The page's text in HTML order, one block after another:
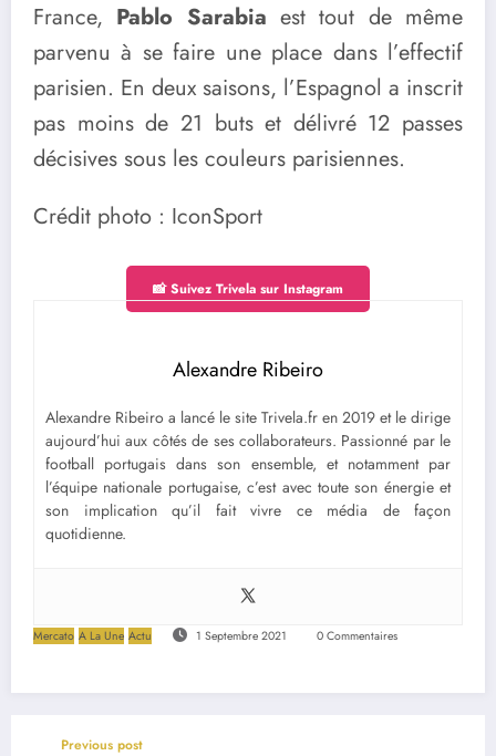
France, Pablo Sarabia est tout de même
parvenu à se faire une place dans l’effectif
parisien. En deux saisons, l’Espagnol a inscrit
pas moins de 21 buts et délivré 12 passes
décisives sous les couleurs parisiennes.
Crédit photo : IconSport
📸 Suivez Trivela sur Instagram
Alexandre Ribeiro
Alexandre Ribeiro a lancé le site Trivela.fr en 2019 et le dirige
aujourd’hui aux côtés de ses collaborateurs. Passionné par le
football portugais dans son ensemble, et notamment par
l’équipe nationale portugaise, c’est avec toute son énergie et
son implication qu’il fait vivre ce média de façon
quotidienne.
Mercato A La Une Actu 1 Septembre 2021 0 Commentaires
Previous post